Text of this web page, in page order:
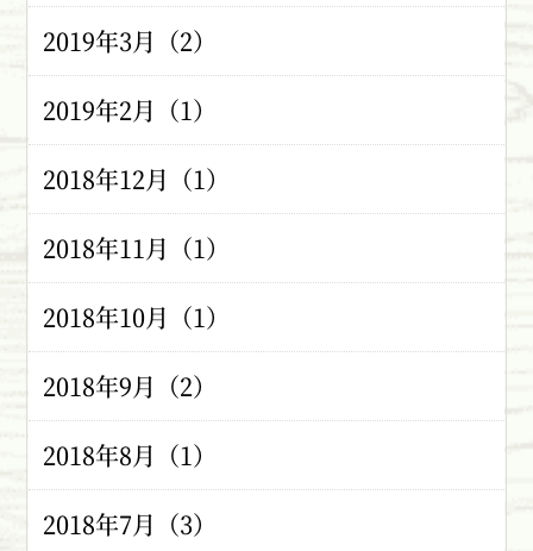
2019年3月（2）
2019年2月（1）
2018年12月（1）
2018年11月（1）
2018年10月（1）
2018年9月（2）
2018年8月（1）
2018年7月（3）